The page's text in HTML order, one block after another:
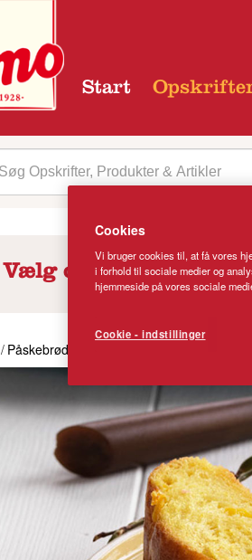
Start
Vælg opskrift kategori
/ Påskebrød med gurkemeje og gul
Cookies
Vi bruger cookies til, at få vores
i forhold til sociale medier og
hjemmeside på vores sociale
Cookie - indstillinger